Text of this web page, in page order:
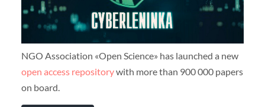
NGO Association «Open Science» has launched a new
open access repositorywith more than 900 000 papers
on board.